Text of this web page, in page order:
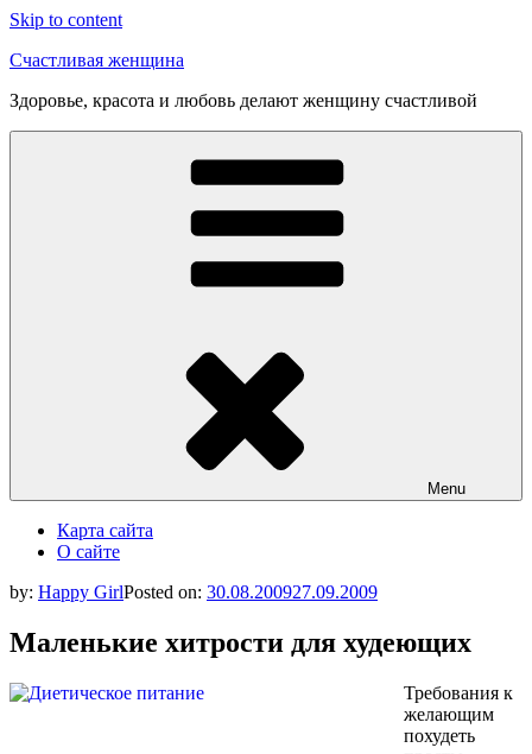
Skip to content
Счастливая женщина
Здоровье, красота и любовь делают женщину счастливой
Menu
Карта сайта
О сайте
by: Happy GirlPosted on: 30.08.200927.09.2009
Маленькие хитрости для худеющих
Требования к
желающим
похудеть